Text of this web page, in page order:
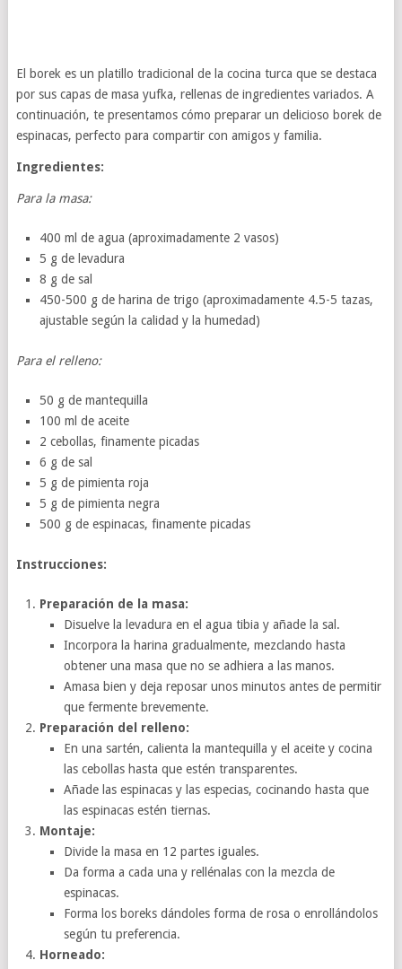
El borek es un platillo tradicional de la cocina turca que se destaca
por sus capas de masa yufka, rellenas de ingredientes variados. A
continuación, te presentamos cómo preparar un delicioso borek de
espinacas, perfecto para compartir con amigos y familia.
Ingredientes:
Para la masa:
400 ml de agua (aproximadamente 2 vasos)
5 g de levadura
8 g de sal
450-500 g de harina de trigo (aproximadamente 4.5-5 tazas,
ajustable según la calidad y la humedad)
Para el relleno:
50 g de mantequilla
100 ml de aceite
2 cebollas, finamente picadas
6 g de sal
5 g de pimienta roja
5 g de pimienta negra
500 g de espinacas, finamente picadas
Instrucciones:
Preparación de la masa:
Disuelve la levadura en el agua tibia y añade la sal.
Incorpora la harina gradualmente, mezclando hasta
obtener una masa que no se adhiera a las manos.
Amasa bien y deja reposar unos minutos antes de permitir
que fermente brevemente.
Preparación del relleno:
En una sartén, calienta la mantequilla y el aceite y cocina
las cebollas hasta que estén transparentes.
Añade las espinacas y las especias, cocinando hasta que
las espinacas estén tiernas.
Montaje:
Divide la masa en 12 partes iguales.
Da forma a cada una y rellénalas con la mezcla de
espinacas.
Forma los boreks dándoles forma de rosa o enrollándolos
según tu preferencia.
Horneado: